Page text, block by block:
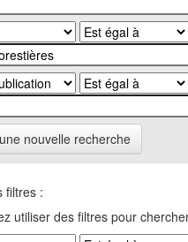
nouvelle recherche
filtres :
utiliser des filtres pour